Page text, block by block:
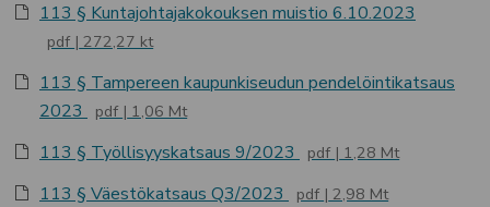
113 § Kuntajohtajakokouksen muistio 6.10.2023
pdf 272,27 kt
113 § Tampereen kaupunkiseudun pendelöintikatsaus
2023
pdf 1,06 Mt
113 § Työllisyyskatsaus 9/2023 pdf 1,28 Mt
113 § Väestökatsaus Q3/2023 pdf 2,98 Mt